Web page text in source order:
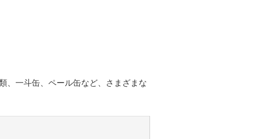
、一斗缶、ペール缶など、さまざまな